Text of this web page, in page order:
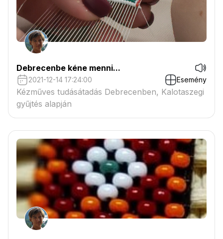
Debrecenbe kéne menni...
2021-12-14 17:24:00 Esemény
Kézműves tudásátadás Debrecenben, Kalotaszegi
gyűjtés alapján